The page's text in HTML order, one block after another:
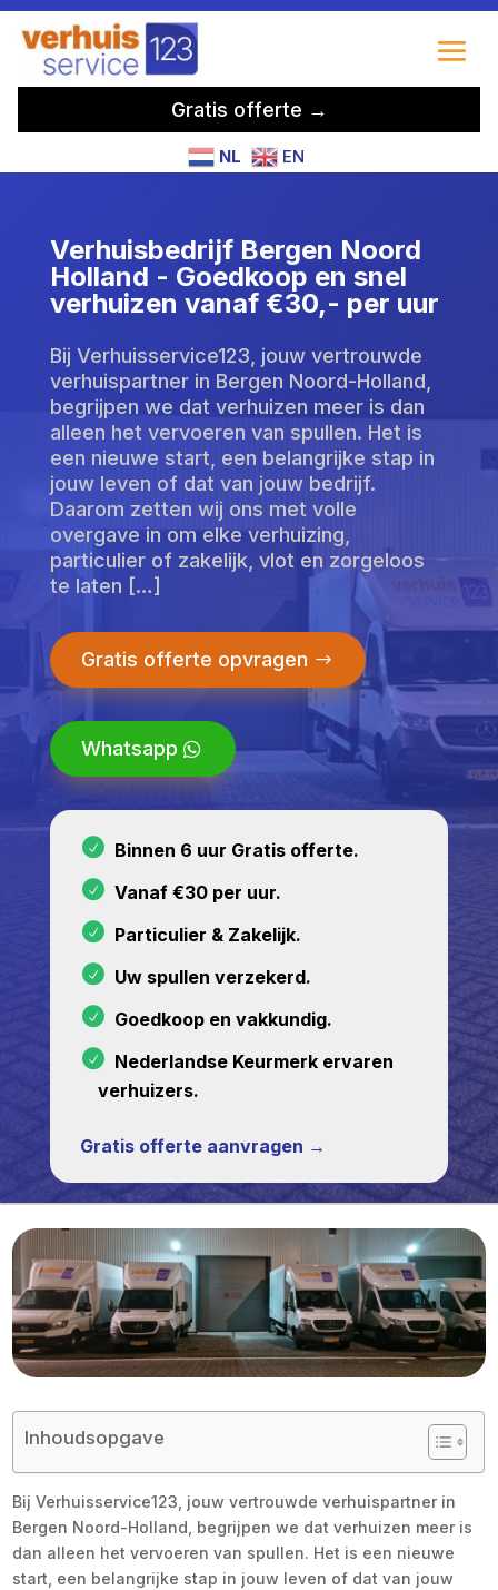
Gratis offerte →
NL EN
Verhuisbedrijf Bergen Noord
Holland - Goedkoop en snel
verhuizen vanaf €30,- per uur
Bij Verhuisservice123, jouw vertrouwde
verhuispartner in Bergen Noord-Holland,
begrijpen we dat verhuizen meer is dan
alleen het vervoeren van spullen. Het is
een nieuwe start, een belangrijke stap in
jouw leven of dat van jouw bedrijf.
Daarom zetten wij ons met volle
overgave in om elke verhuizing,
particulier of zakelijk, vlot en zorgeloos
te laten […]
Gratis offerte opvragen
Whatsapp
Binnen 6 uur Gratis offerte.
Vanaf €30 per uur.
Particulier & Zakelijk.
Uw spullen verzekerd.
Goedkoop en vakkundig.
Nederlandse Keurmerk ervaren
verhuizers.
Gratis offerte aanvragen →
Inhoudsopgave
Bij Verhuisservice123, jouw vertrouwde verhuispartner in
Bergen Noord-Holland, begrijpen we dat verhuizen meer is
dan alleen het vervoeren van spullen. Het is een nieuwe
start, een belangrijke stap in jouw leven of dat van jouw